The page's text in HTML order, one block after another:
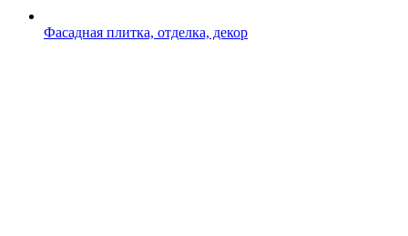
Фасадная плитка, отделка, декор